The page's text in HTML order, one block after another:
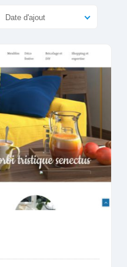
Date d'ajout